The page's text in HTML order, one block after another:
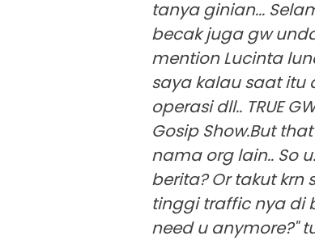
tanya ginian...
becak juga gw
mention Lucinta
saya kalau saat itu
operasi dll.. TRUE
Gosip Show.But
nama org lain.. So
berita? Or takut krn
tinggi traffic nya di
need u anymore?"